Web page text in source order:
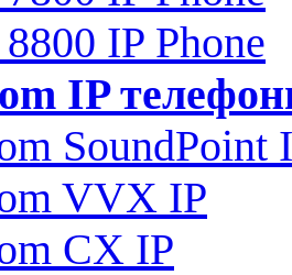
IP Phone
IP
SoundPoint
VVX IP
CX IP